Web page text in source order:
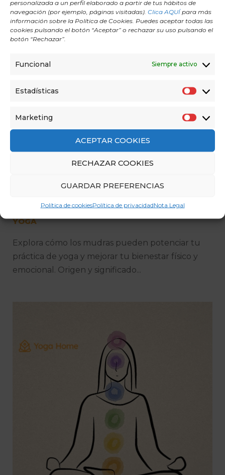
personalizada a un perfil elaborado a partir de tus hábitos de
navegación (por ejemplo, páginas visitadas). Clica AQUÍpara más
información sobre la Política de Cookies. Puedes aceptar todas las
cookies pulsando el botón “Aceptar” o rechazar su uso pulsando el
botón “Rechazar”.
Funcional Siempre activo
Estadísticas
d
c
s
Marketing
r
n
ACEPTAR COOKIES
RECHAZAR COOKIES
GUARDAR PREFERENCIAS
Política de cookiesPolítica de privacidadNota Legal
YOGA
Explora cómo los mudras pueden potenciar tu
práctica de yoga y mejorar tu bienestar físico y
emocional. Origen y significado...